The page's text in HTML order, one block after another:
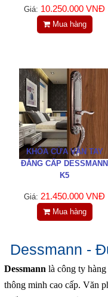
Giá: 10.250.000 VNĐ
Mua hàng
KHÓA CỬA VÂN TAY
ĐẲNG CẤP DESSMANN
K5
Giá: 21.450.000 VNĐ
Mua hàng
Dessmann -
Dessmann là công ty
thông minh cao cấp. Văn
Tin tức
Liên hệ
TRÊN MẠNG XÃ HỘI
Facebook
Google
Twitter
LIÊN HỆ